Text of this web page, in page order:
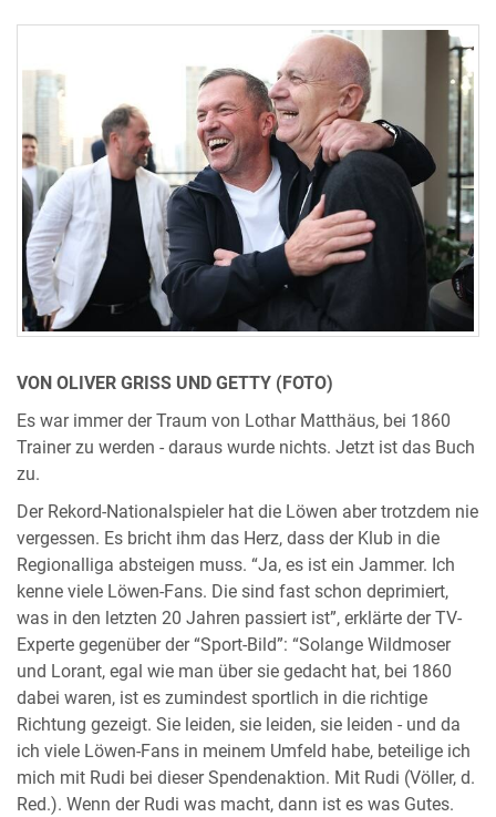
VON OLIVER GRISS UND GETTY (FOTO)
Es war immer der Traum von Lothar Matthäus, bei 1860
Trainer zu werden - daraus wurde nichts. Jetzt ist das Buch
zu.
Der Rekord-Nationalspieler hat die Löwen aber trotzdem nie
vergessen. Es bricht ihm das Herz, dass der Klub in die
Regionalliga absteigen muss. “Ja, es ist ein Jammer. Ich
kenne viele Löwen-Fans. Die sind fast schon deprimiert,
was in den letzten 20 Jahren passiert ist”, erklärte der TV-
Experte gegenüber der “Sport-Bild”: “Solange Wildmoser
und Lorant, egal wie man über sie gedacht hat, bei 1860
dabei waren, ist es zumindest sportlich in die richtige
Richtung gezeigt. Sie leiden, sie leiden, sie leiden - und da
ich viele Löwen-Fans in meinem Umfeld habe, beteilige ich
mich mit Rudi bei dieser Spendenaktion. Mit Rudi (Völler, d.
Red.). Wenn der Rudi was macht, dann ist es was Gutes.